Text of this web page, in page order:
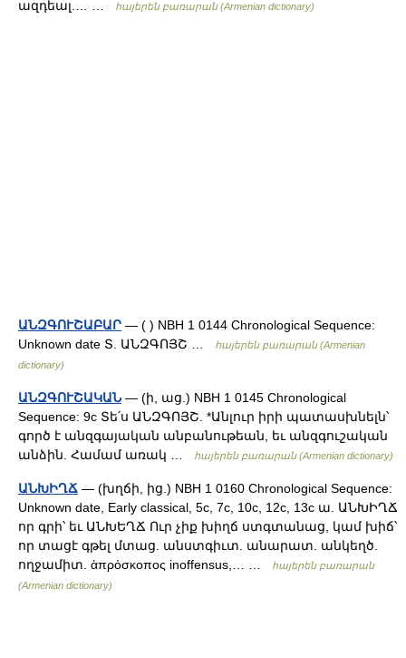
ազդեալ.… …
հայերեն բառարան (Armenian dictionary)
ԱՆԶԳՈՒՇԱԲԱՐ — ( ) NBH 1 0144 Chronological Sequence:
Unknown date Տ. ԱՆԶԳՈՅՇ …
հայերեն բառարան (Armenian
dictionary)
ԱՆԶԳՈՒՇԱԿԱՆ — (ի, աց.) NBH 1 0145 Chronological
Sequence: 9c Տե՛ս ԱՆԶԳՈՅՇ. *Անլուր իրի պատասխնելն՝
գործ է անզգայական անբանութեան, եւ անզգուշական
անձին. Համամ առակ …
հայերեն բառարան (Armenian dictionary)
ԱՆԽԻՂՃ — (խղճի, ից.) NBH 1 0160 Chronological Sequence:
Unknown date, Early classical, 5c, 7c, 10c, 12c, 13c ա. ԱՆԽԻՂՃ
որ գրի՝ եւ ԱՆԽԵՂՃ Ուր չիք խիղճ ստգտանաց, կամ խիճ՝
որ տացէ գթել մտաց. անստգիւտ. անարատ. անկեղծ.
ողջամիտ. ἁπρόσκοπος inoffensus,… …
հայերեն բառարան
(Armenian dictionary)